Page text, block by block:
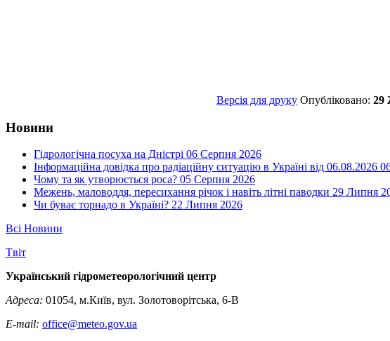
Версія для друку Опубліковано: 29
Новини
Гідрологічна посуха на Дністрі 06 Серпня 2026
Інформаційна довідка про радіаційну ситуацію в Україні від 06.08.2026
Чому та як утворюється роса? 05 Серпня 2026
Межень, маловоддя, пересихання річок і навіть літні паводки 29 Липня
Чи буває торнадо в Україні? 22 Липня 2026
Всі Новини
Tвіт
Український гідрометеорологічний центр
Адреса: 01054, м.Київ, вул. Золотоворітська, 6-В
E-mail: office@meteo.gov.ua